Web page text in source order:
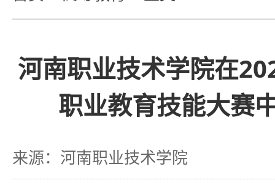
河南职业技术学院在
职业教育技能大赛
来源：河南职业技术学院